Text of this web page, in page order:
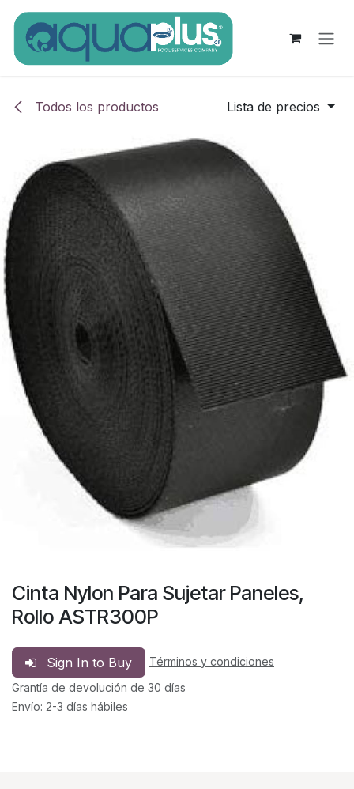
Ir al contenido
Todos los productos Lista de precios
Cinta Nylon Para Sujetar Paneles,
Rollo ASTR300P
Sign In to Buy
Términos y condiciones
Grantía de devolución de 30 días
Envío: 2-3 días hábiles